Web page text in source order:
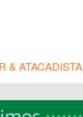
& ATACADISTA